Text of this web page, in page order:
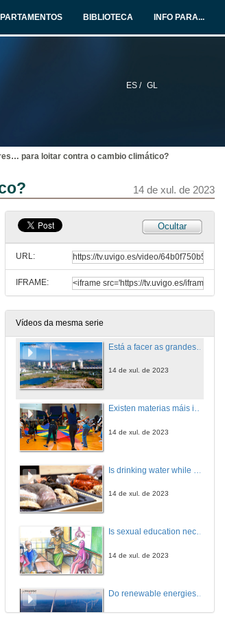
BIBLIOTECA INFO PARA...
ES / GL
para loitar contra o cambio climático?
14 de xul. de 2023
Ocultar
URL:
IFRAME:
Vídeos da mesma serie
14 de xul. de 2023
É necesaria a educación sexual dende a infancia?
A enerxías sostibles contaminan?
14 de xul. de 2023
14 de xul. de 2023
Existen materias máis importantes que outras para o desenvolvemento dos nenos?
14 de xul. de 2023
14 de xul. de 2023
Is sexual education necessary from childhood?
14 de xul. de 2023